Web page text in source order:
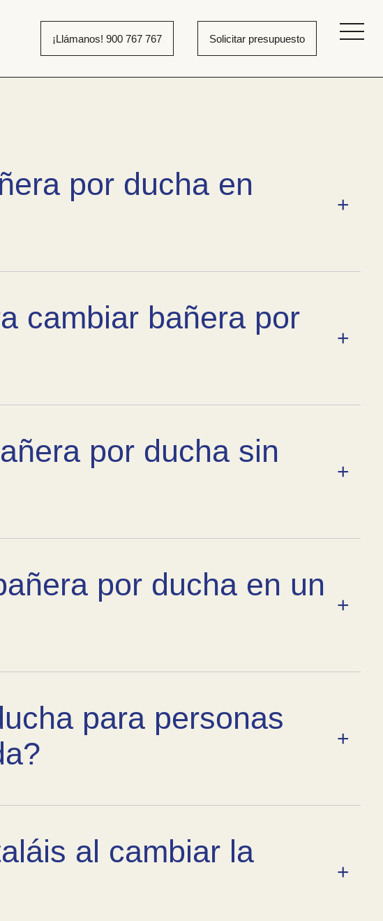
¡Llámanos! 900 767 767 Solicitar presupuesto
bañera por ducha
por ducha en
cambiar bañera por
por ducha sin
por ducha en un
para personas
al cambiar la